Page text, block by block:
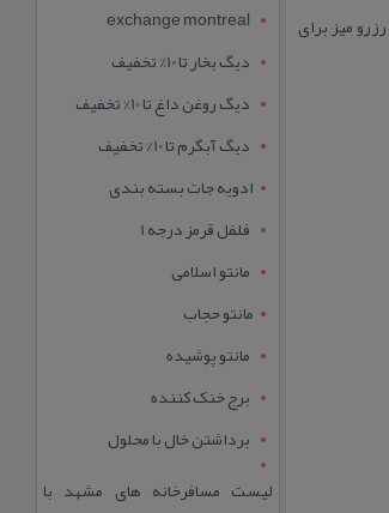
بهداشتی, رزرو میز برای
exchange montreal
دیگ بخار تا 10% تخفیف
دیگ روغن داغ تا 10% تخفیف
دیگ آبگرم تا 10% تخفیف
ادویه جات بسته بندی
فلفل قرمز درجه 1
مانتو اسلامی
مانتو حجاب
مانتو پوشیده
برج خنک کننده
برداشتن خال با محلول
لیست مسافرخانه های مشهد با